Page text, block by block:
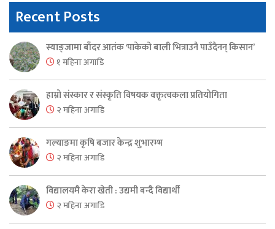
Recent Posts
स्याङ्जामा बाँदर आतंक ‘पाकेको बाली भित्राउनै पाउँदैनन् किसान’
१ महिना अगाडि
हाम्रो संस्कार र संस्कृति विषयक वक्तृत्वकला प्रतियोगिता
२ महिना अगाडि
गल्याङमा कृषि बजार केन्द्र शुभारम्भ
२ महिना अगाडि
विद्यालयमै केरा खेती : उद्यमी बन्दै विद्यार्थी
२ महिना अगाडि